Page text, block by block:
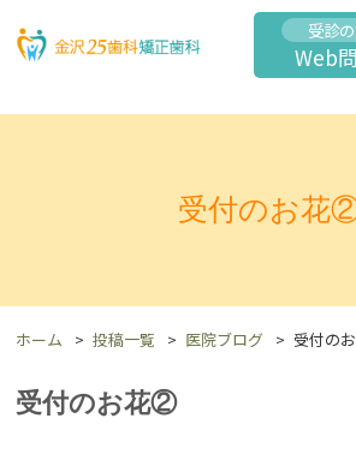
受診
Web
受付のお花
ホーム 投稿一覧 医院ブログ 受付の
受付のお花②